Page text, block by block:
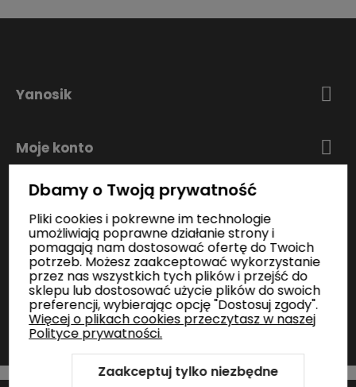
Yanosik
Moje konto
Zakupy
Informacje
Kontakt
Szablon Shoper Modern 3.0™od GrowCommerce
Dbamy o Twoją prywatność
Pliki cookies i pokrewne im technologie
umożliwiają poprawne działanie strony i
pomagają nam dostosować ofertę do Twoich
potrzeb. Możesz zaakceptować wykorzystanie
przez nas wszystkich tych plików i przejść do
sklepu lub dostosować użycie plików do swoich
preferencji, wybierając opcję "Dostosuj zgody".
Więcej o plikach cookies przeczytasz w naszej
Polityce prywatności.
Zaakceptuj tylko niezbędne